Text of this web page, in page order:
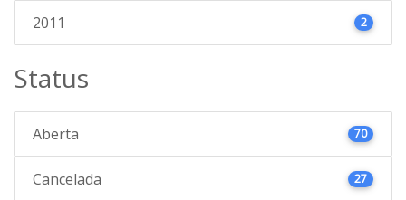
2011 2
Status
Aberta 70
Cancelada 27